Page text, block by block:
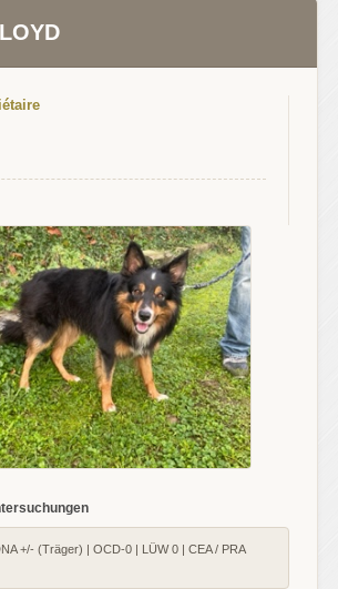
+/- (Träger) | OCD-0 | LÜW 0 | CEA / PRA